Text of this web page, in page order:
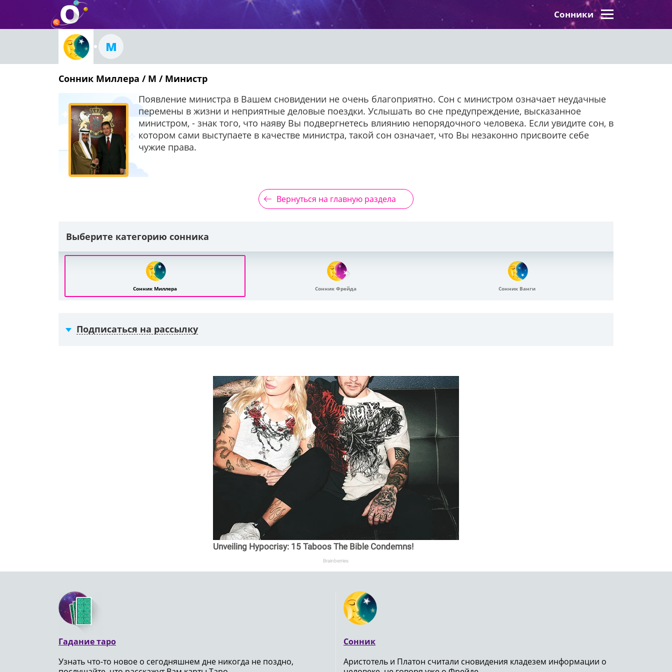
Сонники
М
Сонник Миллера / М / Министр
Появление министра в Вашем сновидении не очень благоприятно. Сон с министром означает неудачные
перемены в жизни и неприятные деловые поездки. Услышать во сне предупреждение, высказанное
министром, - знак того, что наяву Вы подвергнетесь влиянию непорядочного человека. Если увидите сон, в
котором сами выступаете в качестве министра, такой сон означает, что Вы незаконно присвоите себе
чужие права.
Вернуться на главную раздела
Выберите категорию сонника
Сонник Миллера Сонник Фрейда Сонник Ванги
Подписаться на рассылку
Unveiling Hypocrisy: 15 Taboos The Bible Condemns!
Brainberries
Гадание таро
Узнать что-то новое о сегодняшнем дне никогда не поздно,
Сонник
Аристотель и Платон считали сновидения кладезем информации о